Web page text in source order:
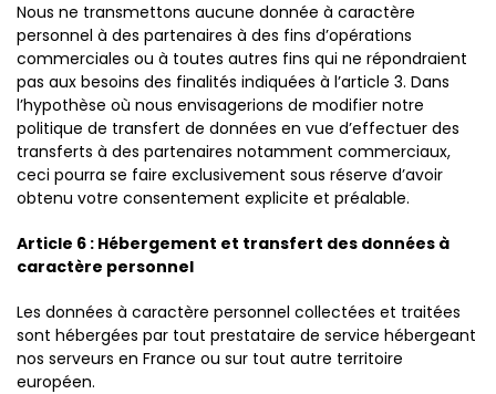
Nous ne transmettons aucune donnée à caractère
personnel à des partenaires à des fins d’opérations
commerciales ou à toutes autres fins qui ne répondraient
pas aux besoins des finalités indiquées à l’article 3. Dans
l’hypothèse où nous envisagerions de modifier notre
politique de transfert de données en vue d’effectuer des
transferts à des partenaires notamment commerciaux,
ceci pourra se faire exclusivement sous réserve d’avoir
obtenu votre consentement explicite et préalable.
Article 6 : Hébergement et transfert des données à
caractère personnel
Les données à caractère personnel collectées et traitées
sont hébergées par tout prestataire de service hébergeant
nos serveurs en France ou sur tout autre territoire
européen.